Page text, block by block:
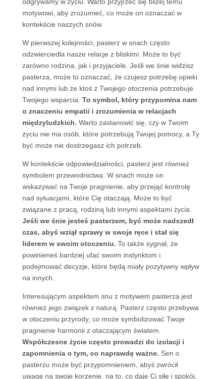
motywowi, aby zrozumieć, co może on oznaczać w
kontekście naszych snów.
W pierwszej kolejności, pasterz w snach często
odzwierciedla nasze relacje z bliskimi. Może to być
zarówno rodzina, jak i przyjaciele. Jeśli we śnie widzisz
pasterza, może to oznaczać, że czujesz potrzebę opieki
nad innymi lub że ktoś z Twojego otoczenia potrzebuje
Twojego wsparcia. To symbol, który przypomina nam
o znaczeniu empatii i zrozumienia w relacjach
międzyludzkich. Warto zastanowić się, czy w Twoim
życiu nie ma osób, które potrzebują Twojej pomocy, a Ty
być może nie dostrzegasz ich potrzeb.
W kontekście odpowiedzialności, pasterz jest również
symbolem przewodnictwa. W snach może on
wskazywać na Twoje pragnienie, aby przejąć kontrolę
nad sytuacjami, które Cię otaczają. Może to być
związane z pracą, rodziną lub innymi aspektami życia.
Jeśli we śnie jesteś pasterzem, być może nadszedł
czas, abyś wziął sprawy w swoje ręce i stał się
liderem w swoim otoczeniu. To także sygnał, że
powinieneś bardziej ufać swoim instynktom i
podejmować decyzje, które będą miały pozytywny wpływ
na innych.
Interesującym aspektem snu z motywem pasterza jest
również jego związek z naturą. Pasterz często przebywa
w otoczeniu przyrody, co może symbolizować Twoje
pragnienie harmonii z otaczającym światem.
Współczesne życie często prowadzi do izolacji i
zapomnienia o tym, co naprawdę ważne. Sen o
pasterzu może być przypomnieniem, abyś zwrócił
uwagę na swoje korzenie, na to, co daje Ci siłę i spokój.